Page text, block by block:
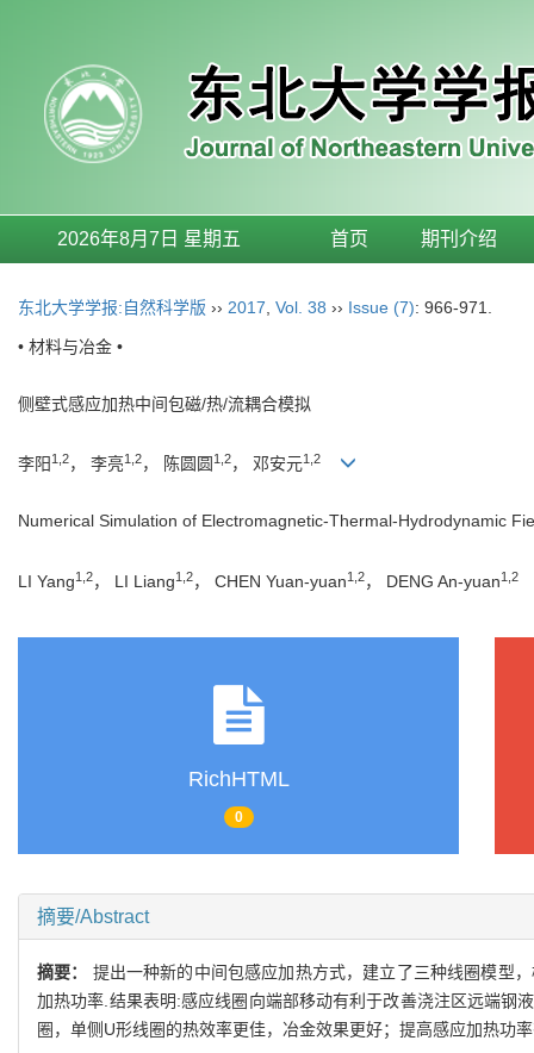
2026年8月7日 星期五 首页 期刊介绍
东北大学学报:自然科学版 ›› 2017 Vol. 38 ›› Issue (7): 966-971.
• 材料与冶金 •
侧壁式感应加热中间包磁/热/流耦合模拟
李阳 1,2， 李亮1,2， 陈圆圆 1,2， 邓安元1,2
Numerical Simulation of Electromagnetic-Thermal-Hydrodynamic
LI Yang1,2， LI Liang1,2， CHEN Yuan-yuan1,2， DENG An-yuan1,2
RichHTML
0
摘要/Abstract
摘要： 提出一种新的中间包感应加热方式，建立了三种线圈模型
加热功率.结果表明:感应线圈向端部移动有利于改善浇注区远端钢
圈，单侧U形线圈的热效率更佳，冶金效果更好；提高感应加热功